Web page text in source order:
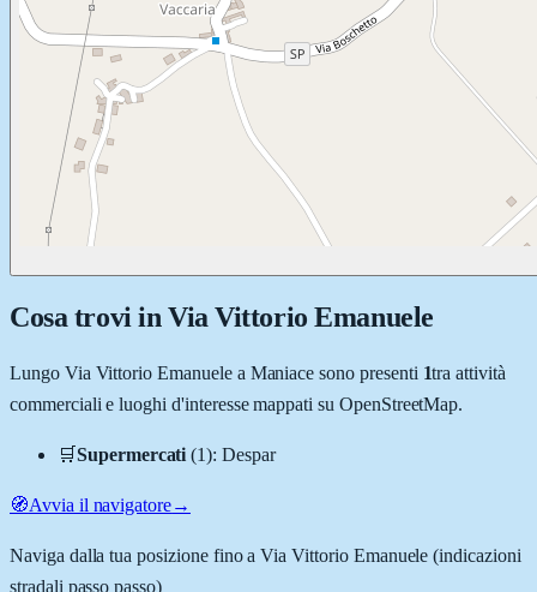
Cosa trovi in Via Vittorio Emanuele
Lungo Via Vittorio Emanuelea Maniace sono presenti 1tra attività
commerciali e luoghi d'interesse mappati su OpenStreetMap.
🛒Supermercati (1):Despar
🧭Avvia il navigatore→
Naviga dalla tua posizione fino aVia Vittorio Emanuele (indicazioni
stradali passo passo)